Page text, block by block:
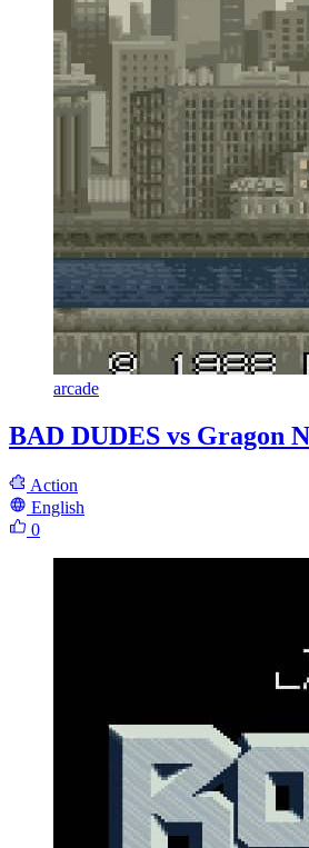
arcade
BAD DUDES vs Gragon
Action
English
0